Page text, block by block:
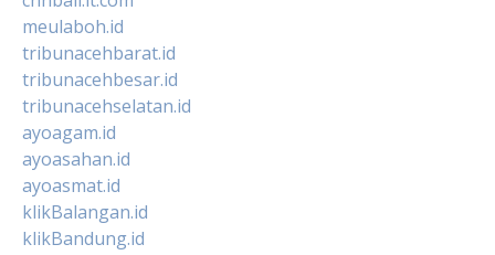
meulaboh.id
tribunacehbarat.id
tribunacehbesar.id
tribunacehselatan.id
ayoagam.id
ayoasahan.id
ayoasmat.id
klikBalangan.id
klikBandung.id